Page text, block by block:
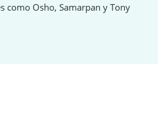
como Osho, Samarpan y Tony